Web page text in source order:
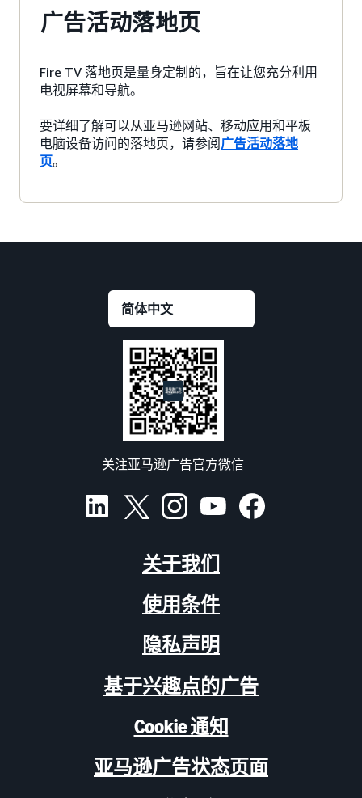
广告活动落地页
Fire TV 落地页是量身定制的，旨在让您充分利用
电视屏幕和导航。
要详细了解可以从亚马逊网站、移动应用和平板
电脑设备访问的落地页，请参阅广告活动落地
页。
关注亚马逊广告官方微信
关于我们
使用条件
隐私声明
基于兴趣点的广告
Cookie 通知
亚马逊广告状态页面